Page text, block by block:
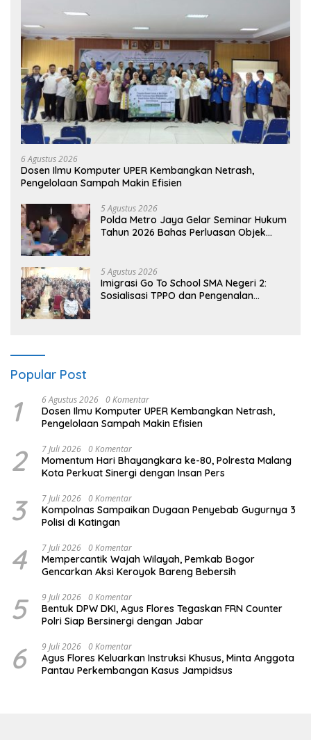
6 Agustus 2026
Dosen Ilmu Komputer UPER Kembangkan Netrash,
Pengelolaan Sampah Makin Efisien
5 Agustus 2026
Polda Metro Jaya Gelar Seminar Hukum
Tahun 2026 Bahas Perluasan Objek
5 Agustus 2026
Imigrasi Go To School SMA Negeri 2:
Sosialisasi TPPO dan Pengenalan
Popular Post
1 6 Agustus 2026 0 Komentar
Dosen Ilmu Komputer UPER Kembangkan Netrash,
Pengelolaan Sampah Makin Efisien
2 7 Juli 2026 0 Komentar
Momentum Hari Bhayangkara ke-80, Polresta Malang
Kota Perkuat Sinergi dengan Insan Pers
3 7 Juli 2026 0 Komentar
Kompolnas Sampaikan Dugaan Penyebab Gugurnya 3
Polisi di Katingan
4 7 Juli 2026 0 Komentar
Mempercantik Wajah Wilayah, Pemkab Bogor
Gencarkan Aksi Keroyok Bareng Bebersih
5 9 Juli 2026 0 Komentar
Bentuk DPW DKI, Agus Flores Tegaskan FRN Counter
Polri Siap Bersinergi dengan Jabar
6 9 Juli 2026 0 Komentar
Agus Flores Keluarkan Instruksi Khusus, Minta Anggota
Pantau Perkembangan Kasus Jampidsus